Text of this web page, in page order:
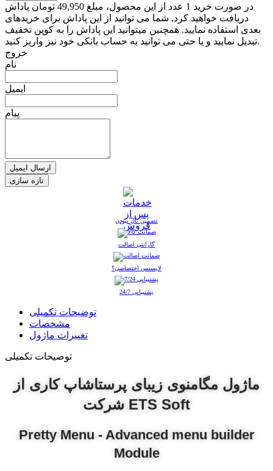
در صورت خرید 1 عدد از این محصول، مبلغ 49,950 تومان پاداش
دریافت خواهید کرد. شما می توانید از این پاداش برای خریدهای
بعدی استفاده نمایید. همچنین میتوانید این پاداش را به کوپن تخفیف
تبدیل نمایید و یا حتی می توانید به حساب بانکی خود نیز واریز کنید.
خروج
نام
ایمیل
پیام
ارسال ایمیل
تضمین نال نبودن
گارانتی اصالت
لایسنس اختصاصی؟
پشتیبانی 24/7
توضیحات تکمیلی
مشخصات
تغییرات ماژول
توضیحات تکمیلی
ماژول مگامنوی زیبای پرستاشاپ کاری از
شرکت ETS Soft
Pretty Menu - Advanced menu builder
Module